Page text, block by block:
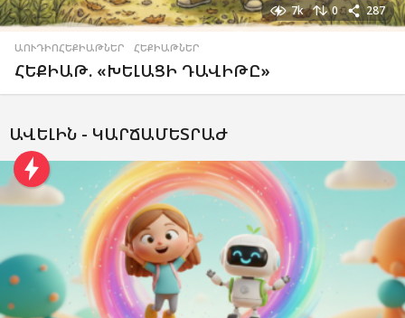
7k 0 287
ԱՈՒԴԻՈՀԵՔԻԱԹՆԵՐ ,ՀԵՔԻԱԹՆԵՐ
ՀԵՔԻԱԹ. «ԽԵԼԱՑԻ ԴԱՎԻԹԸ»
ԱՎԵԼԻՆ - ԿԱՐՃԱՄԵՏՐԱԺ